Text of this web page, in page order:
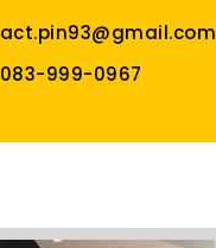
act.pin93@gmail.com
083-999-0967